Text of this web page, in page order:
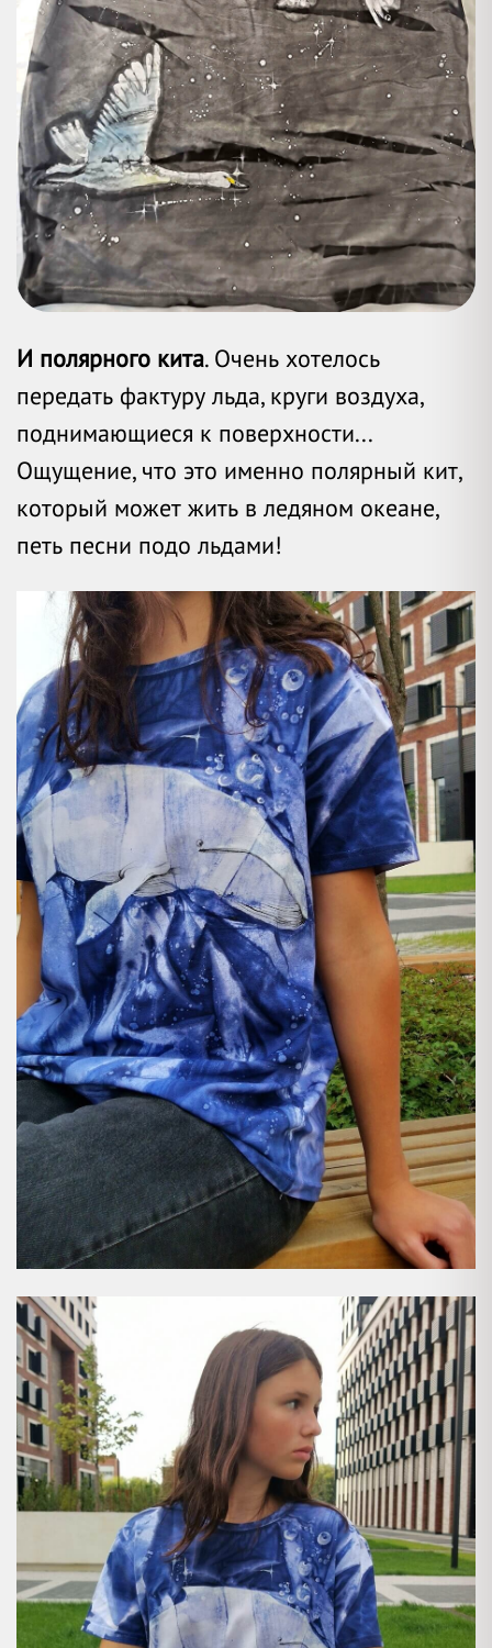
И полярного кита. Очень хотелось
передать фактуру льда, круги воздуха,
поднимающиеся к поверхности...
Ощущение, что это именно полярный кит,
который может жить в ледяном океане,
петь песни подо льдами!